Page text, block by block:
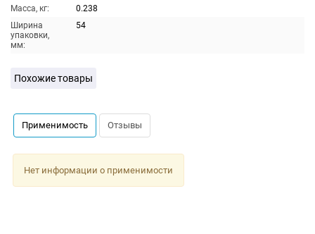
Масса, кг:
0.238
Ширина
упаковки,
мм:
54
Похожие товары
Применимость Отзывы
Нет информации о применимости